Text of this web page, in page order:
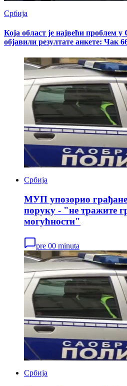
Србија
Која област је највећи проблем
објавили резултате анкете: Чак
Србија
МУП упозорио
поруку - "не тражите
могућности"
pre 00 minuta
Србија